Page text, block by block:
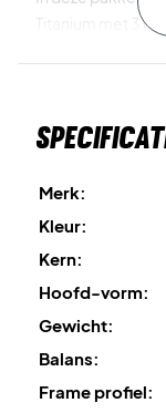
Titanium met 3
De padel racket
Merk:
Kleur:
Kern:
Hoofd-vorm:
Gewicht:
Balans:
Frame profiel: